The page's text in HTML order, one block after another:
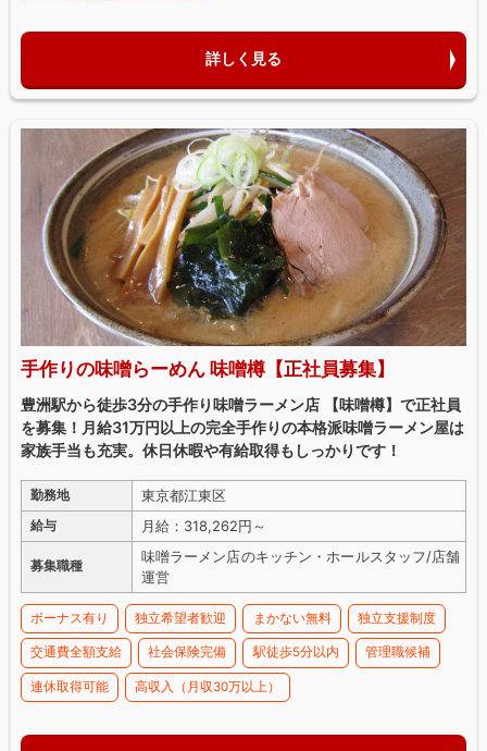
詳しく見る
手作りの味噌らーめん 味噌樽【正社員募集】
豊洲駅から徒歩3分の手作り味噌ラーメン店 【味噌樽】で正社員
を募集！月給31万円以上の完全手作りの本格派味噌ラーメン屋は
家族手当も充実。休日休暇や有給取得もしっかりです！
勤務地 東京都江東区
給与 月給：318,262円～
募集職種
味噌ラーメン店のキッチン・ホールスタッフ/店舗
運営
ボーナス有り 独立希望者歓迎 まかない無料 独立支援制度
交通費全額支給 社会保険完備 駅徒歩5分以内 管理職候補
連休取得可能 高収入（月収30万以上）